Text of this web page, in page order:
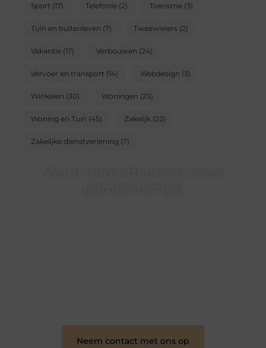
Sport (17) Telefonie(2) Toerisme(3)
Tuin en buitenleven (7) Tweewielers(2)
Vakantie(17) Verbouwen (24)
Vervoer en transport (14) Webdesign (3)
Winkelen (30) Woningen (25)
Woning en Tuin (45) Zakelijk(22)
Zakelijke dienstverlening (7)
Neem contact met ons op